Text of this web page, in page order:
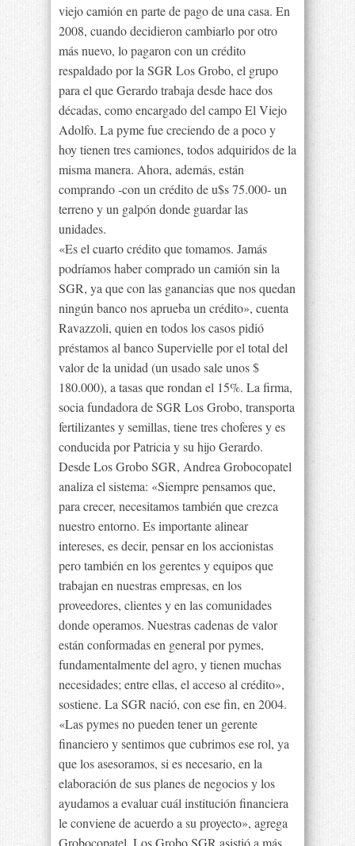
viejo camión en parte de pago de una casa. En
2008, cuando decidieron cambiarlo por otro
más nuevo, lo pagaron con un crédito
respaldado por la SGR Los Grobo, el grupo
para el que Gerardo trabaja desde hace dos
décadas, como encargado del campo El Viejo
Adolfo. La pyme fue creciendo de a poco y
hoy tienen tres camiones, todos adquiridos de la
misma manera. Ahora, además, están
comprando -con un crédito de u$s 75.000- un
terreno y un galpón donde guardar las
unidades.
«Es el cuarto crédito que tomamos. Jamás
podríamos haber comprado un camión sin la
SGR, ya que con las ganancias que nos quedan
ningún banco nos aprueba un crédito», cuenta
Ravazzoli, quien en todos los casos pidió
préstamos al banco Supervielle por el total del
valor de la unidad (un usado sale unos $
180.000), a tasas que rondan el 15%. La firma,
socia fundadora de SGR Los Grobo, transporta
fertilizantes y semillas, tiene tres choferes y es
conducida por Patricia y su hijo Gerardo.
Desde Los Grobo SGR, Andrea Grobocopatel
analiza el sistema: «Siempre pensamos que,
para crecer, necesitamos también que crezca
nuestro entorno. Es importante alinear
intereses, es decir, pensar en los accionistas
pero también en los gerentes y equipos que
trabajan en nuestras empresas, en los
proveedores, clientes y en las comunidades
donde operamos. Nuestras cadenas de valor
están conformadas en general por pymes,
fundamentalmente del agro, y tienen muchas
necesidades; entre ellas, el acceso al crédito»,
sostiene. La SGR nació, con ese fin, en 2004.
«Las pymes no pueden tener un gerente
financiero y sentimos que cubrimos ese rol, ya
que los asesoramos, si es necesario, en la
elaboración de sus planes de negocios y los
ayudamos a evaluar cuál institución financiera
le conviene de acuerdo a su proyecto», agrega
Grobocopatel. Los Grobo SGR asistió a más